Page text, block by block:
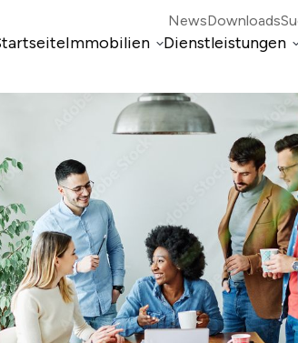
NewsDownloads
Immobilien Dienstleistungen